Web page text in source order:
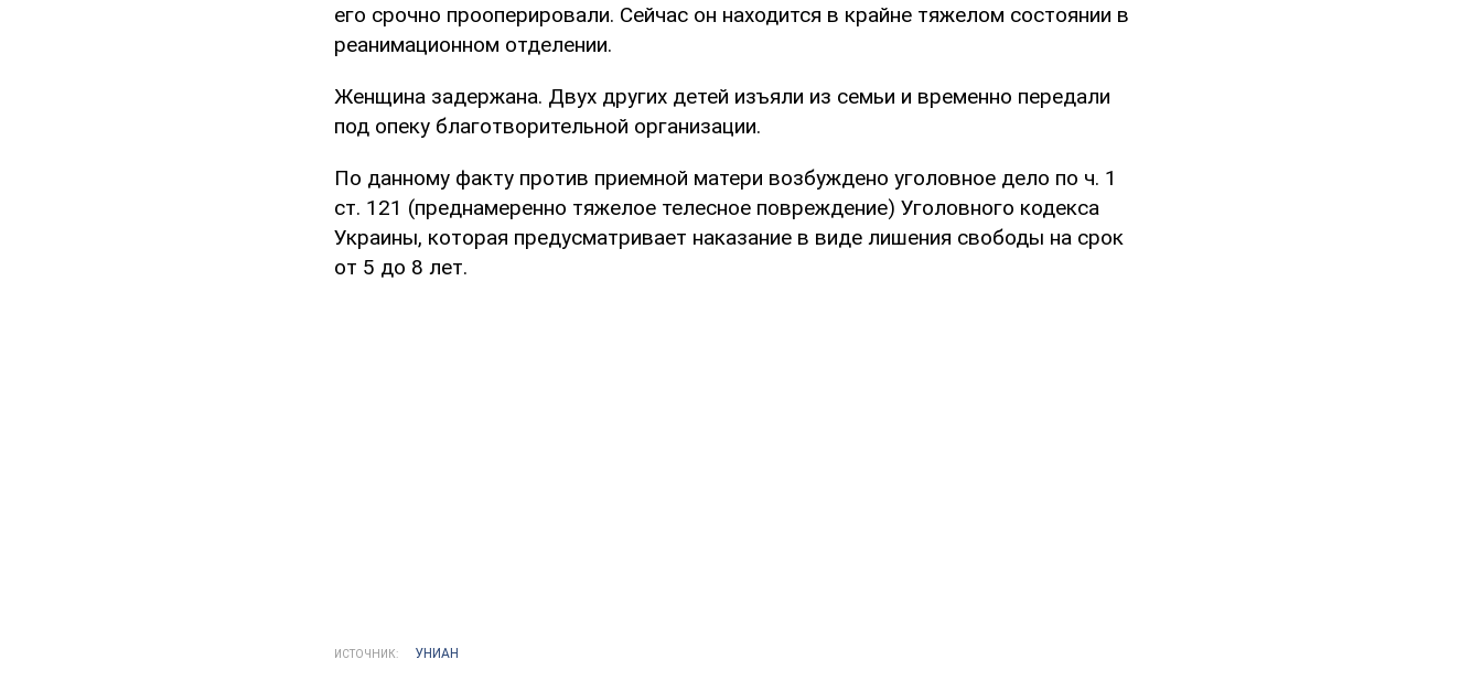
его срочно прооперировали. Сейчас он находится в крайне тяжелом состоянии в
реанимационном отделении.
Женщина задержана. Двух других детей изъяли из семьи и временно передали
под опеку благотворительной организации.
По данному факту против приемной матери возбуждено уголовное дело по ч. 1
ст. 121 (преднамеренно тяжелое телесное повреждение) Уголовного кодекса
Украины, которая предусматривает наказание в виде лишения свободы на срок
от 5 до 8 лет.
ИСТОЧНИК: УНИАН